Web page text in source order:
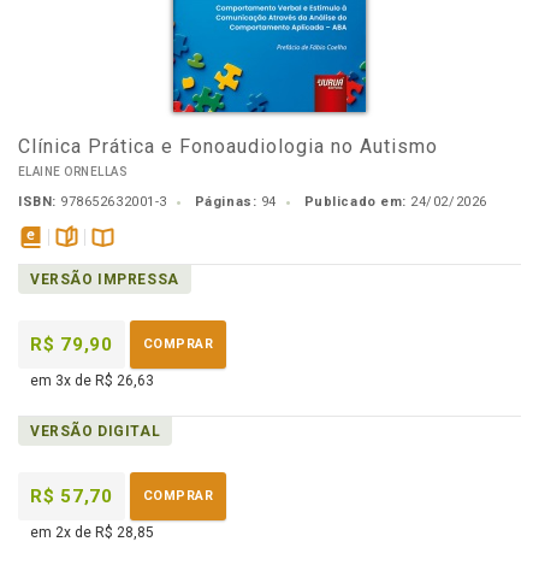
Clínica Prática e Fonoaudiologia no Autismo
ELAINE ORNELLAS
ISBN: 978652632001-3 Páginas: 94 Publicado em: 24/02/2026
disponível
em
páginasDisponível
na
VERSÃO IMPRESSA
R$ 79,90 COMPRAR
em 3x de R$ 26,63
VERSÃO DIGITAL
R$ 57,70 COMPRAR
em 2x de R$ 28,85